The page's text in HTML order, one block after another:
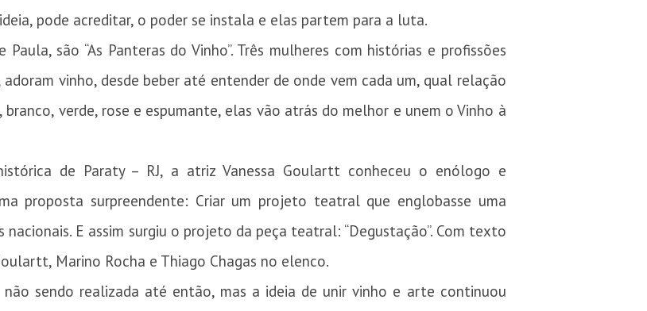
pode acreditar, o poder se instala e elas partem para a luta.
são “As Panteras do Vinho”. Três mulheres com histórias e profissões
vinho, desde beber até entender de onde vem cada um, qual relação
verde, rose e espumante, elas vão atrás do melhor e unem o Vinho à
de Paraty – RJ, a atriz Vanessa Goulartt conheceu o enólogo e
proposta surpreendente: Criar um projeto teatral que englobasse uma
E assim surgiu o projeto da peça teatral: “Degustação”. Com texto
Marino Rocha e Thiago Chagas no elenco.
sendo realizada até então, mas a ideia de unir vinho e arte continuou